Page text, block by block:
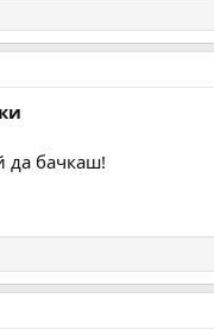
да бачкаш!